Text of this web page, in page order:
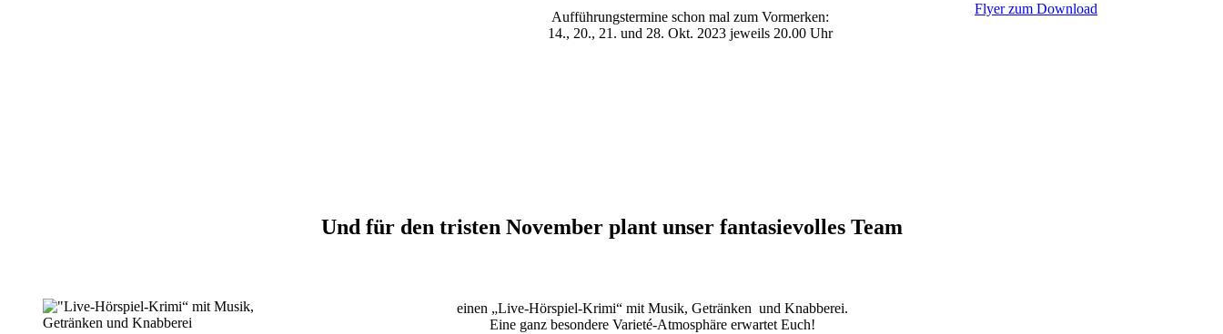
Aufführungstermine schon mal zum Vormerken:
14., 20., 21. und 28. Okt. 2023 jeweils 20.00 Uhr
Flyer zum Download
Und für den tristen November plant unser fantasievolles Team
einen „Live-Hörspiel-Krimi“ mit Musik, Getränken und Knabberei.
Eine ganz besondere Varieté-Atmosphäre erwartet Euch!